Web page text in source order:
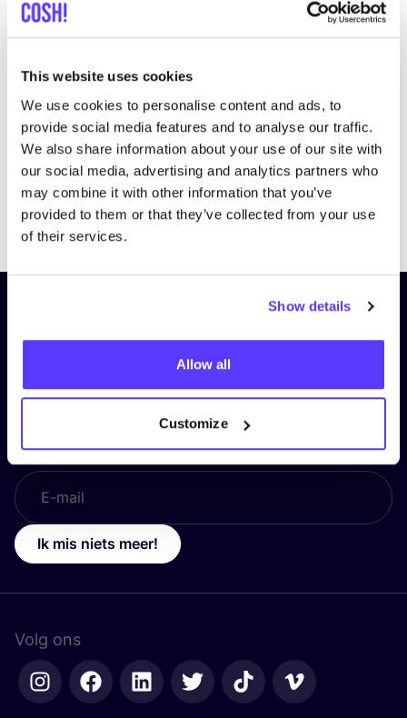
This website uses cookies
We use cookies to personalise content and ads, to
provide social media features and to analyse our traffic.
We also share information about your use of our site with
our social media, advertising and analytics partners who
may combine it with other information that you’ve
provided to them or that they’ve collected from your use
of their services.
Show details
Allow all
Customize
PreviousNext
Schrijf je in op onze nieuwsbrief
en blijf op de hoogte!
Ik mis niets meer!
Volg ons